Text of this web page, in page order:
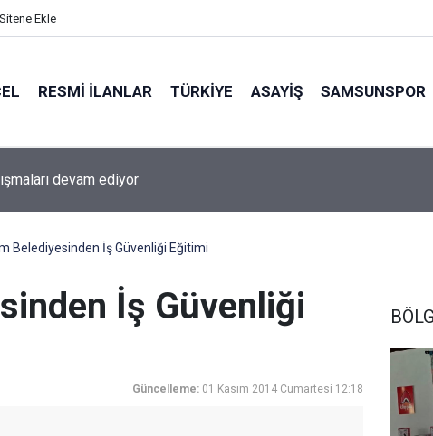
Sitene Ekle
RESMI İLANLAR TÜRKİYE ASAYİŞ SAMSUNSPOR
devam ediyor
Belediyesinden İş Güvenliği Eğitimi
İş Güvenliği
Güncelleme: 01 Kasım 2014 Cumartesi 12:18